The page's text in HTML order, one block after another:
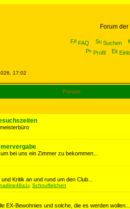
Forum
FAQ
Suchen
Profil
17:02
Forum
bei uns ein Zimmer zu bekommen...
Kritik an und rund um den Club...
nadine48a1r, Schnuffelchen
EX-Bewohnies und solche, die es werden wollen...